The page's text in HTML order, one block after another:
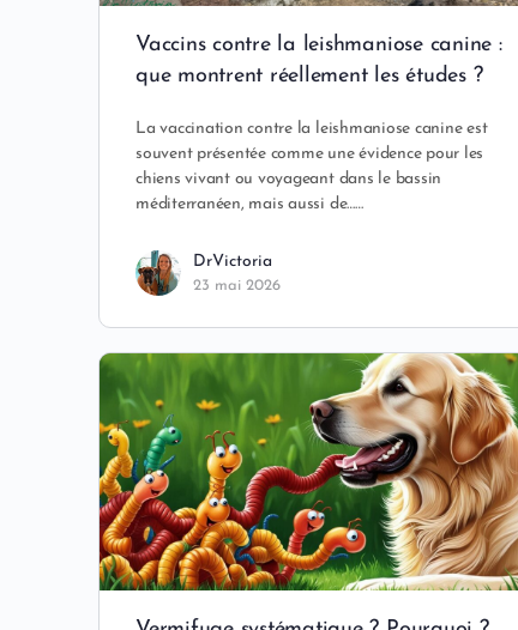
Vaccins contre la leishmaniose canine :
que montrent réellement les études ?
La vaccination contre la leishmaniose canine est
souvent présentée comme une évidence pour les
chiens vivant ou voyageant dans le bassin
méditerranéen, mais aussi de……
DrVictoria
23 mai 2026